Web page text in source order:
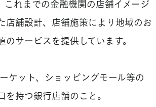
これまでの金融機関の店舗イメージ
店舗設計、店舗施策により地域のお
のサービスを提供しています。
ケット、ショッピングモール等の
を持つ銀行店舗のこと。